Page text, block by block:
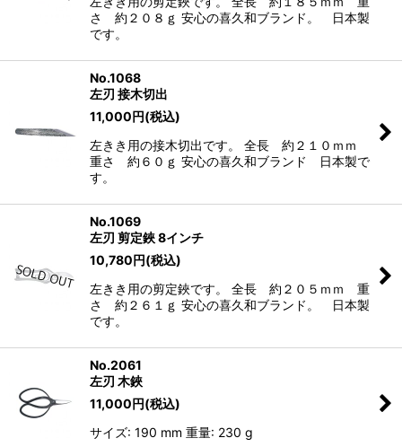
さ 約２０８ｇ 安心の喜久和ブランド。 日本製
です。
No.1068
左刃 接木切出
11,000円(税込)
左きき用の接木切出です。 全長 約２１０ｍｍ
重さ 約６０ｇ 安心の喜久和ブランド 日本製で
す。
No.1069
左刃 剪定鋏 8インチ
10,780円(税込)
左きき用の剪定鋏です。 全長 約２０５ｍｍ 重
さ 約２６１ｇ 安心の喜久和ブランド。 日本製
です。
No.2061
左刃 木鋏
11,000円(税込)
サイズ: 190 mm 重量: 230 g